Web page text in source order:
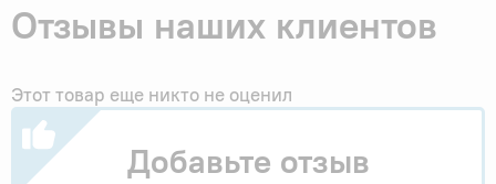
Отзывы наших клиентов
Этот товар еще никто не оценил
Добавьте отзыв